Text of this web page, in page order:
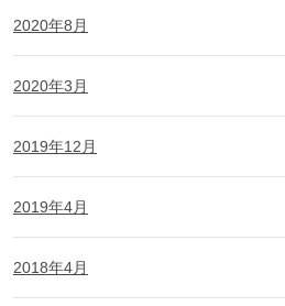
2020年8月
2020年3月
2019年12月
2019年4月
2018年4月